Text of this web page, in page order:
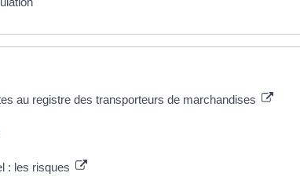
au registre des transporteurs de marchandises
: les risques